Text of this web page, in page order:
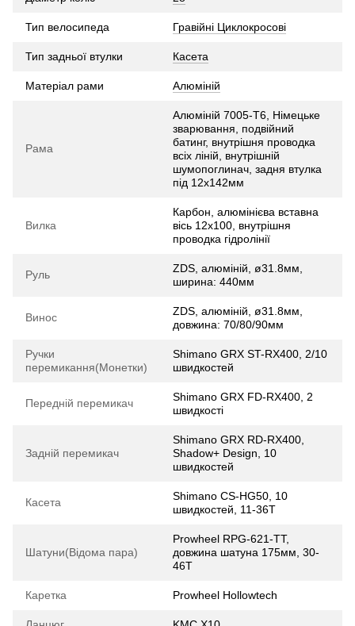
Тип велосипеда Гравійні Циклокросові
Тип задньої втулки Касета
Матеріал рами Алюміній
Рама
Алюміній 7005-Т6, Німецьке
зварювання, подвійний
батинг, внутрішня проводка
всіх ліній, внутрішній
шумопоглинач, задня втулка
під 12x142мм
Вилка
Карбон, алюмінієва вставна
вісь 12х100, внутрішня
проводка гідролінії
Руль
ZDS, алюміній, ø31.8мм,
ширина: 440мм
Винос
ZDS, алюміній, ø31.8мм,
довжина: 70/80/90мм
Ручки
перемикання(Монетки)
Shimano GRX ST-RX400, 2/10
швидкостей
Передній перемикач
Shimano GRX FD-RX400, 2
швидкості
Задній перемикач
Shimano GRX RD-RX400,
Shadow+ Design, 10
швидкостей
Касета
Shimano CS-HG50, 10
швидкостей, 11-36T
Шатуни(Відома пара)
Prowheel RPG-621-TT,
довжина шатуна 175мм, 30-
46T
Каретка Prowheel Hollowtech